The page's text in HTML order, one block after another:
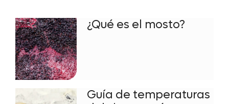
¿Qué es el mosto?
Guía de temperaturas